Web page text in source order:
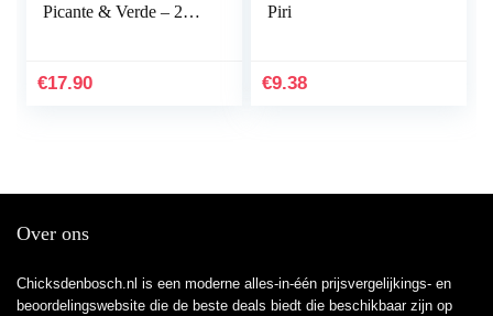
Picante & Verde – 2x
€17.90
Piri
€9.38
Over ons
Chicksdenbosch.nl is een moderne alles-in-één prijsvergelijkings- en
beoordelingswebsite die de beste deals biedt die beschikbaar zijn op